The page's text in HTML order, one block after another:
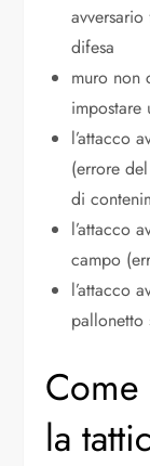
difesa
muro non
impostare
l’attacco
(errore
di
l’attacco
campo
l’attacco
pallonetto
la